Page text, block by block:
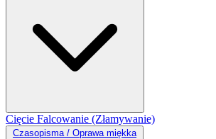
Cięcie Falcowanie (Złamywanie)
Czasopisma / Oprawa miękka